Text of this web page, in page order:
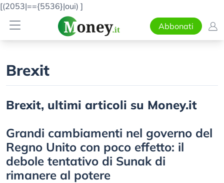
[(2053|=={5536}|oui) ]
Abbonati
Brexit
Brexit, ultimi articoli su Money.it
Grandi cambiamenti nel governo del
Regno Unito con poco effetto: il
debole tentativo di Sunak di
rimanere al potere